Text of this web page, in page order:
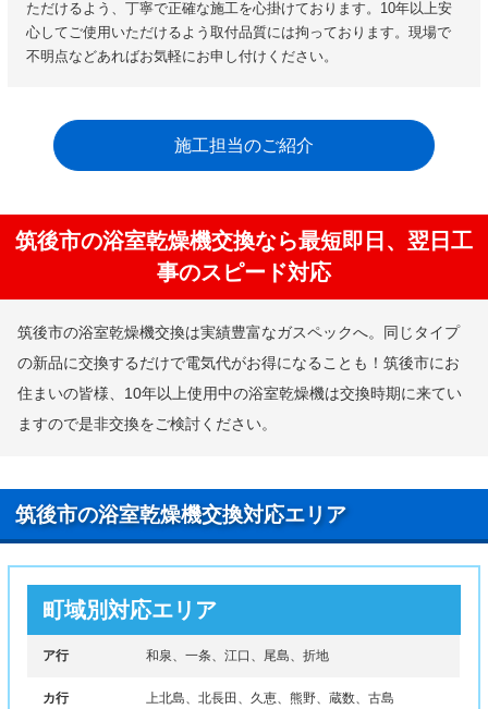
ただけるよう、丁寧で正確な施工を心掛けております。10年以上安
心してご使用いただけるよう取付品質には拘っております。現場で
不明点などあればお気軽にお申し付けください。
施工担当のご紹介
筑後市の浴室乾燥機交換なら最短即日、翌日工
事のスピード対応
筑後市の浴室乾燥機交換は実績豊富なガスペックへ。同じタイプ
の新品に交換するだけで電気代がお得になることも！筑後市にお
住まいの皆様、10年以上使用中の浴室乾燥機は交換時期に来てい
ますので是非交換をご検討ください。
筑後市の浴室乾燥機交換対応エリア
町域別対応エリア
ア行 和泉、一条、江口、尾島、折地
カ行 上北島、北長田、久恵、熊野、蔵数、古島